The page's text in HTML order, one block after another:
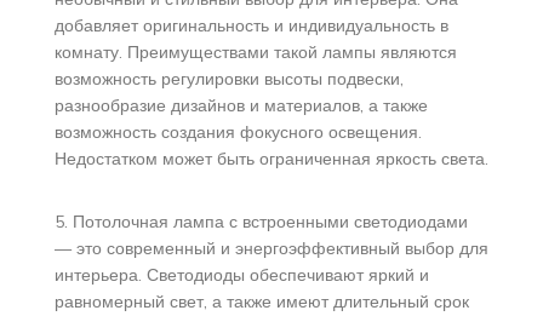
добавляет оригинальность и индивидуальность в
комнату. Преимуществами такой лампы являются
возможность регулировки высоты подвески,
разнообразие дизайнов и материалов, а также
возможность создания фокусного освещения.
Недостатком может быть ограниченная яркость света.
5. Потолочная лампа с встроенными светодиодами
— это современный и энергоэффективный выбор для
интерьера. Светодиоды обеспечивают яркий и
равномерный свет, а также имеют длительный срок